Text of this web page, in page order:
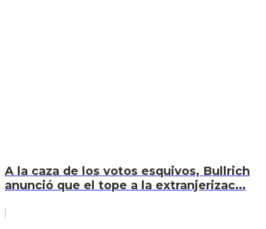
A la caza de los votos esquivos, Bullrich
anunció que el tope a la extranjerizac...